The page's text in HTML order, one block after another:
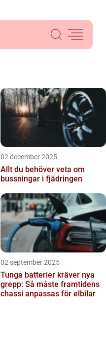
02 december 2025
Allt du behöver veta om
bussningar i fjädringen
02 september 2025
Tunga batterier kräver nya
grepp: Så måste framtidens
chassi anpassas för elbilar